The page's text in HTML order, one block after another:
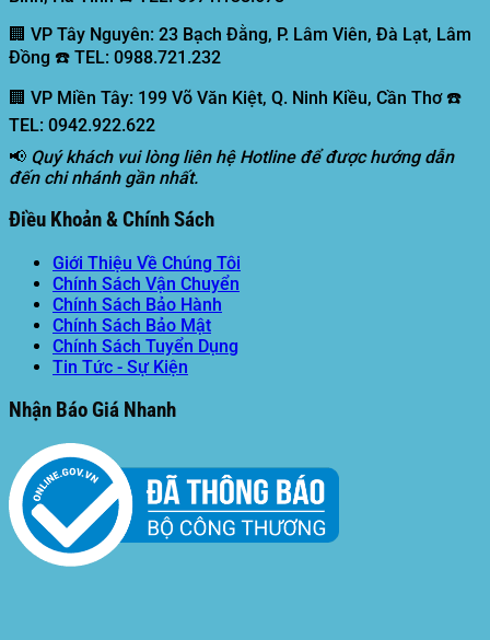
🏢 VP Tây Nguyên: 23 Bạch Đằng, P. Lâm Viên, Đà Lạt, Lâm
Đồng ☎️ TEL: 0988.721.232
🏢 VP Miền Tây: 199 Võ Văn Kiệt, Q. Ninh Kiều, Cần Thơ ☎️
TEL: 0942.922.622
📢 Quý khách vui lòng liên hệ Hotline để được hướng dẫn
đến chi nhánh gần nhất.
Điều Khoản & Chính Sách
Giới Thiệu Về Chúng Tôi
Chính Sách Vận Chuyển
Chính Sách Bảo Hành
Chính Sách Bảo Mật
Chính Sách Tuyển Dụng
Tin Tức - Sự Kiện
Nhận Báo Giá Nhanh